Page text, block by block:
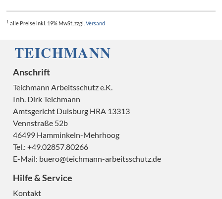
1 alle Preiseinkl. 19% MwSt, zzgl. Versand
Anschrift
Teichmann Arbeitsschutz e.K.
Inh. Dirk Teichmann
Amtsgericht Duisburg HRA 13313
Vennstraße 52b
46499 Hamminkeln-Mehrhoog
Tel.: +49.02857.80266
E-Mail: buero@teichmann-arbeitsschutz.de
Hilfe & Service
Kontakt